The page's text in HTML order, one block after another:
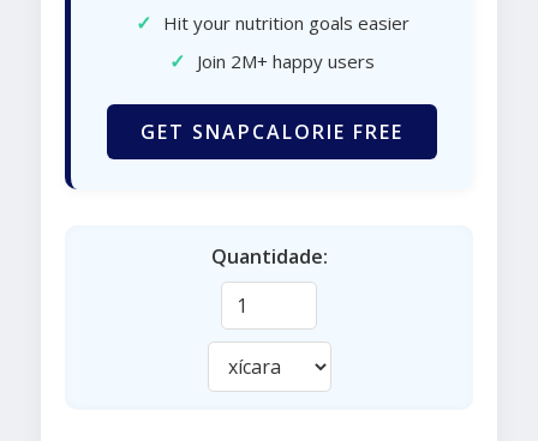
✓ Hit your nutrition goals easier
✓ Join 2M+ happy users
GET SNAPCALORIE FREE
Quantidade: